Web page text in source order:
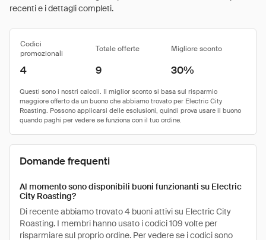
recenti e i dettagli completi.
Codici
promozionali
Totale offerte Migliore sconto
4 9 30%
Domande frequenti
Al momento sono disponibili buoni funzionanti su Electric
City Roasting?
Di recente abbiamo trovato 4 buoni attivi su Electric City
Roasting. I membri hanno usato i codici 109 volte per
risparmiare sul proprio ordine. Per vedere se i codici sono